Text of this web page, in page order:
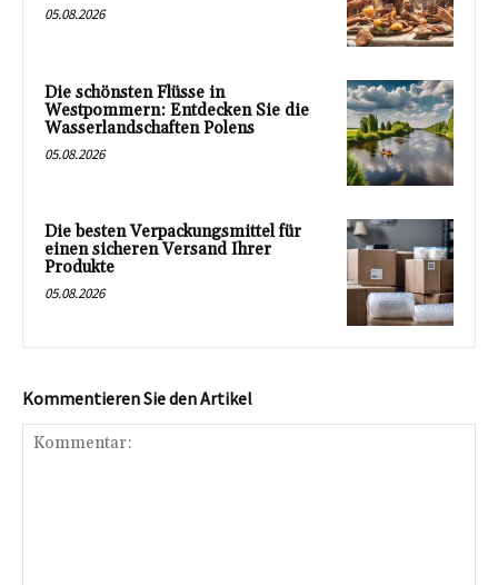
05.08.2026
Die schönsten Flüsse in
Westpommern: Entdecken Sie die
Wasserlandschaften Polens
05.08.2026
Die besten Verpackungsmittel für
einen sicheren Versand Ihrer
Produkte
05.08.2026
Kommentieren Sie den Artikel